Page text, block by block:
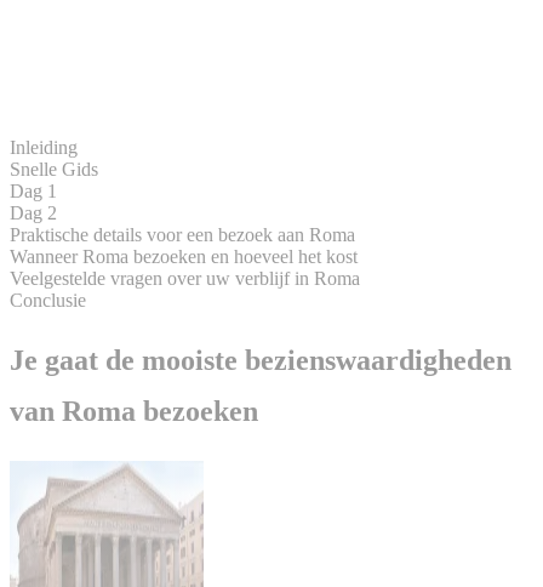
Inleiding
Snelle Gids
Dag 1
Dag 2
Praktische details voor een bezoek aan Roma
Wanneer Roma bezoeken en hoeveel het kost
Veelgestelde vragen over uw verblijf in Roma
Conclusie
Je gaat de mooiste bezienswaardigheden
van Roma bezoeken